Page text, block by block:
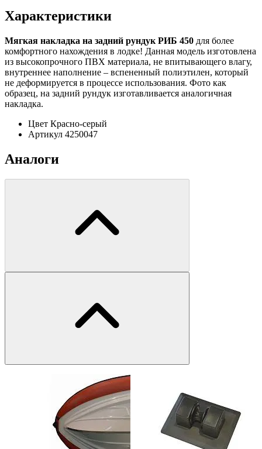
Характеристики
Мягкая накладка на задний рундук РИБ 450 для более
комфортного нахождения в лодке! Данная модель изготовлена
из высокопрочного ПВХ материала, не впитывающего влагу,
внутреннее наполнение – вспененный полиэтилен, который
не деформируется в процессе использования. Фото как
образец, на задний рундук изготавливается аналогичная
накладка.
Цвет Красно-серый
Артикул 4250047
Аналоги